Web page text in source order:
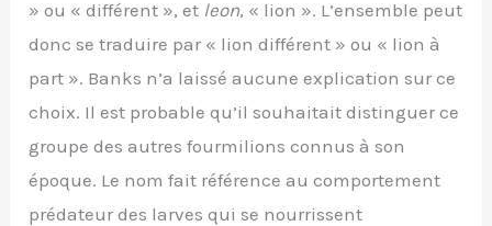
» ou « différent », et leon, « lion ». L’ensemble peut
donc se traduire par « lion différent » ou « lion à
part ». Banks n’a laissé aucune explication sur ce
choix. Il est probable qu’il souhaitait distinguer ce
groupe des autres fourmilions connus à son
époque. Le nom fait référence au comportement
prédateur des larves qui se nourrissent